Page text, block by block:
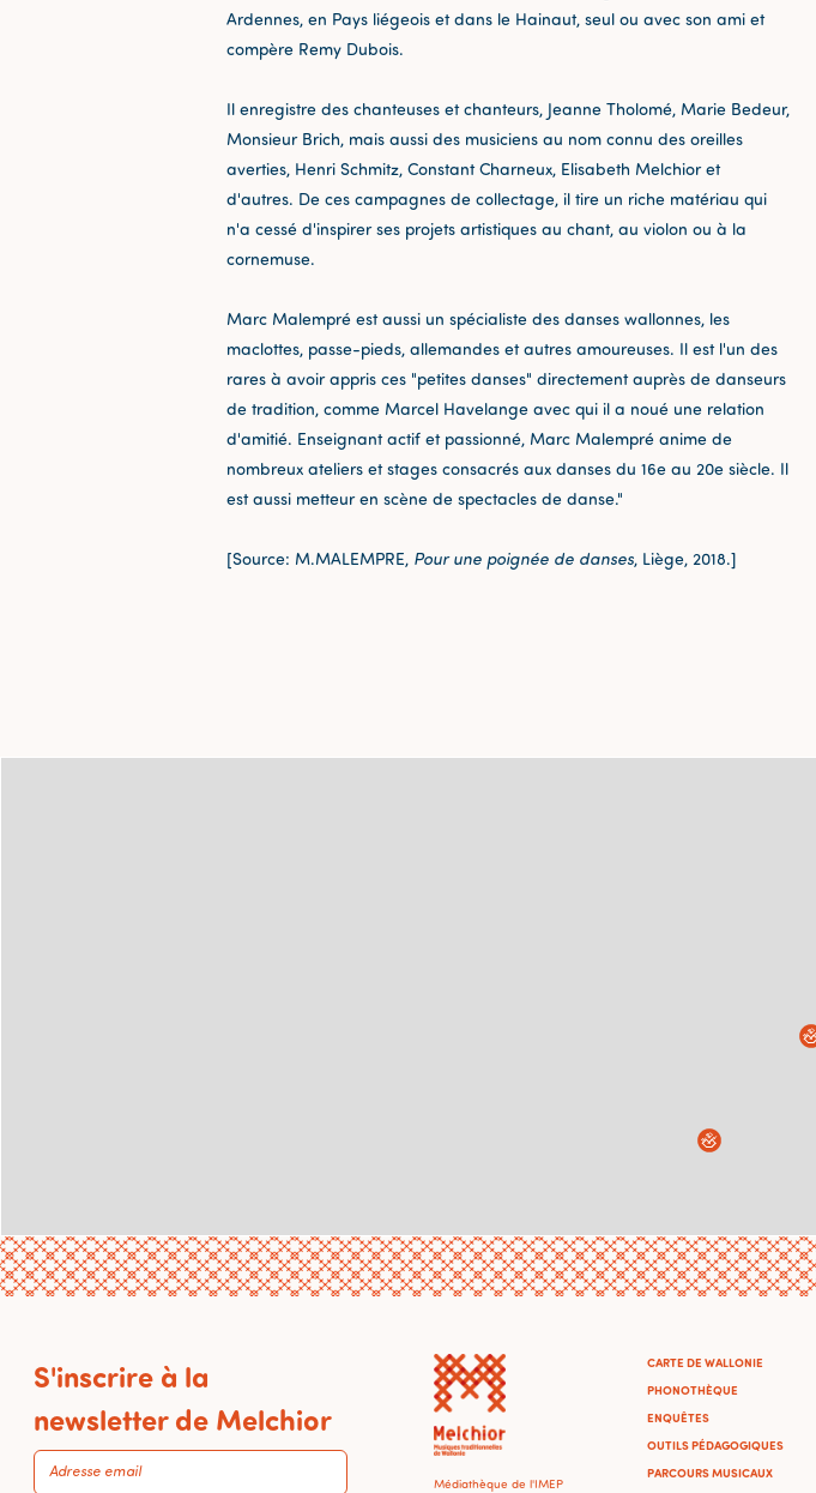
Ardennes, en Pays liégeois et dans le Hainaut, seul ou avec son ami et
compère Remy Dubois.
Il enregistre des chanteuses et chanteurs, Jeanne Tholomé, Marie Bedeur,
Monsieur Brich, mais aussi des musiciens au nom connu des oreilles
averties, Henri Schmitz, Constant Charneux, Elisabeth Melchior et
d'autres. De ces campagnes de collectage, il tire un riche matériau qui
n'a cessé d'inspirer ses projets artistiques au chant, au violon ou à la
cornemuse.
Marc Malempré est aussi un spécialiste des danses wallonnes, les
maclottes, passe-pieds, allemandes et autres amoureuses. Il est l'un des
rares à avoir appris ces "petites danses" directement auprès de danseurs
de tradition, comme Marcel Havelange avec qui il a noué une relation
d'amitié. Enseignant actif et passionné, Marc Malempré anime de
nombreux ateliers et stages consacrés aux danses du 16e au 20e siècle. Il
est aussi metteur en scène de spectacles de danse."
[Source: M.MALEMPRE, Pour une poignée de danses, Liège, 2018.]
S'inscrire à la
newsletter de Melchior
Médiathèque de l'IMEP
CARTE DE WALLONIE
PHONOTHÈQUE
ENQUÊTES
OUTILS PÉDAGOGIQUES
PARCOURS MUSICAUX